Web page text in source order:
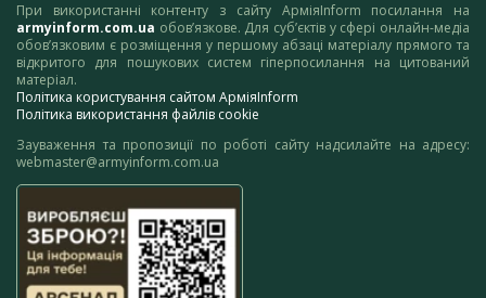
При використанні контенту з сайту АрміяInform посилання на
armyinform.com.ua обов’язкове. Для суб’єктів у сфері онлайн-медіа
обов’язковим є розміщення у першому абзаці матеріалу прямого та
відкритого для пошукових систем гіперпосилання на цитований
матеріал.
Політика користування сайтом АрміяInform
Політика використання файлів cookie
Зауваження та пропозиції по роботі сайту надсилайте на адресу:
webmaster@armyinform.com.ua